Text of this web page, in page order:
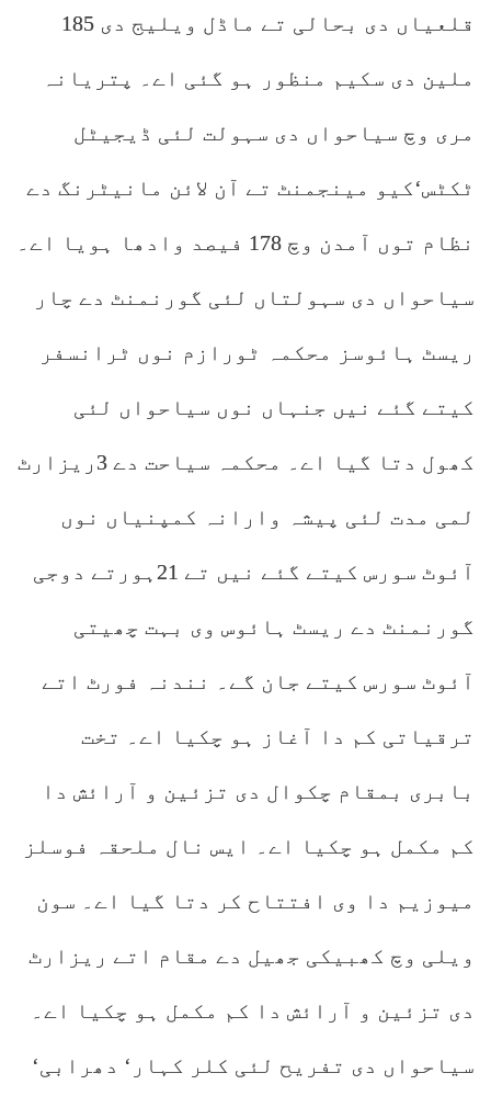
قلعیاں دی بحالی تے ماڈل ویلیج دی 185
ملین دی سکیم منظور ہو گئی اے۔ پتریانہ
مری وچ سیاحواں دی سہولت لئی ڈیجیٹل
ٹکٹس‘کیو مینجمنٹ تے آن لائن مانیٹرنگ دے
نظام توں آمدن وچ 178 فیصد وادھا ہویا اے۔
سیاحواں دی سہولتاں لئی گورنمنٹ دے چار
ریسٹ ہائوسز محکمہ ٹورازم نوں ٹرانسفر
کیتے گئے نیں جنہاں نوں سیاحواں لئی
کھول دتا گیا اے۔ محکمہ سیاحت دے 3ریزارٹ
لمی مدت لئی پیشہ وارانہ کمپنیاں نوں
آئوٹ سورس کیتے گئے نیں تے 21ہورتے دوجی
گورنمنٹ دے ریسٹ ہائوس وی بہت چھیتی
آئوٹ سورس کیتے جان گے۔ نندنہ فورٹ اتے
ترقیاتی کم دا آغاز ہو چکیا اے۔ تخت
بابری بمقام چکوال دی تزئین و آرائش دا
کم مکمل ہو چکیا اے۔ ایس نال ملحقہ فوسلز
میوزیم دا وی افتتاح کر دتا گیا اے۔ سون
ویلی وچ کھبیکی جھیل دے مقام اتے ریزارٹ
دی تزئین و آرائش دا کم مکمل ہو چکیا اے۔
سیاحواں دی تفریح لئی کلر کہار‘ دھرابی‘